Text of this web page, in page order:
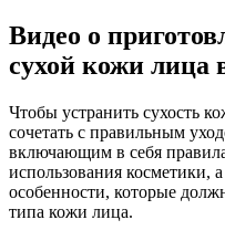
Видео о
сухой кожи лица
Чтобы устранить сухость
сочетать с правильным
включающим в себя
использования косметики,
особенности, которые
типа кожи лица.